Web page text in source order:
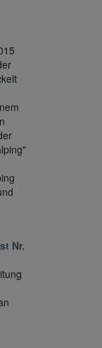
Nr.